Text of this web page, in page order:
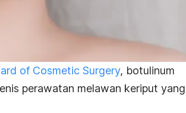
of Cosmetic Surgery, botulinum
perawatan melawan keriput yang